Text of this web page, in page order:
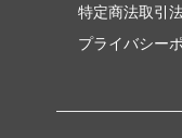
特定商法取引
プライバシー